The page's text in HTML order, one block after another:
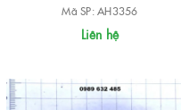
Mã SP: AH3356
Liên hệ